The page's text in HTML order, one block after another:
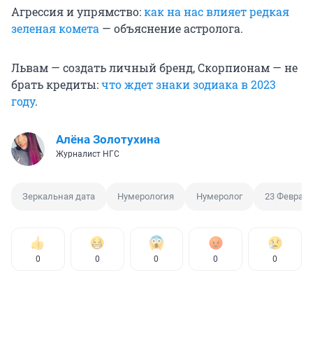
Агрессия и упрямство:как на нас влияет редкая
зеленая комета — объяснение астролога.
Львам — создать личный бренд, Скорпионам — не
брать кредиты:что ждет знаки зодиака в 2023
году.
Алёна Золотухина
Журналист НГС
Зеркальная дата Нумерология Нумеролог 23 Февраля
0 0 0 0 0